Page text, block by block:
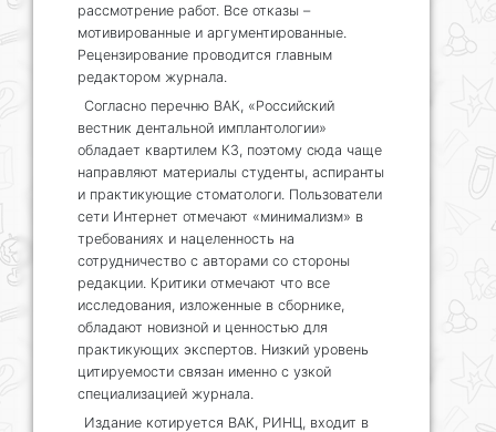
рассмотрение работ. Все отказы –
мотивированные и аргументированные.
Рецензирование проводится главным
редактором журнала.
Согласно перечню ВАК, «Российский
вестник дентальной имплантологии»
обладает квартилем К3, поэтому сюда чаще
направляют материалы студенты, аспиранты
и практикующие стоматологи. Пользователи
сети Интернет отмечают «минимализм» в
требованиях и нацеленность на
сотрудничество с авторами со стороны
редакции. Критики отмечают что все
исследования, изложенные в сборнике,
обладают новизной и ценностью для
практикующих экспертов. Низкий уровень
цитируемости связан именно с узкой
специализацией журнала.
Издание котируется ВАК, РИНЦ, входит в